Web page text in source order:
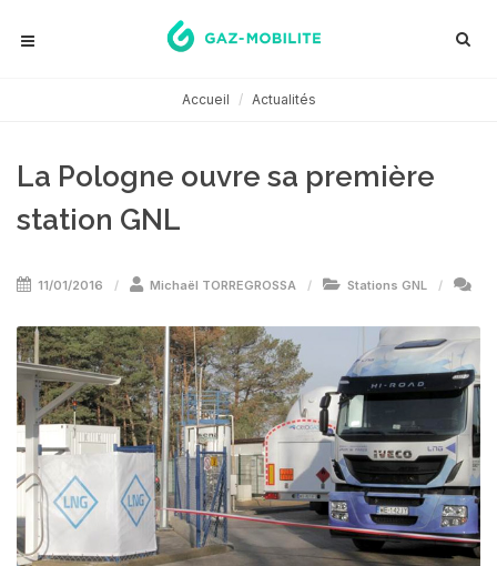
Accueil Actualités
La Pologne ouvre sa première
station GNL
11/01/2016 Michaël TORREGROSSA Stations GNL